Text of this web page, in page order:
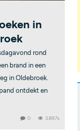
in
rond
brand in een
in Oldebroek.
ontdekt en
0 3.897x